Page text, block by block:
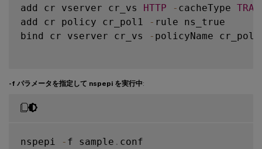
add cr vserver cr_vs HTTP - cacheType
add cr policy cr_pol1
- rule ns_true
bind cr vserver cr_vs
- policyName cr_pol1
-f パラメータを指定して nspepi を実行中:
nspepi - f sample . conf